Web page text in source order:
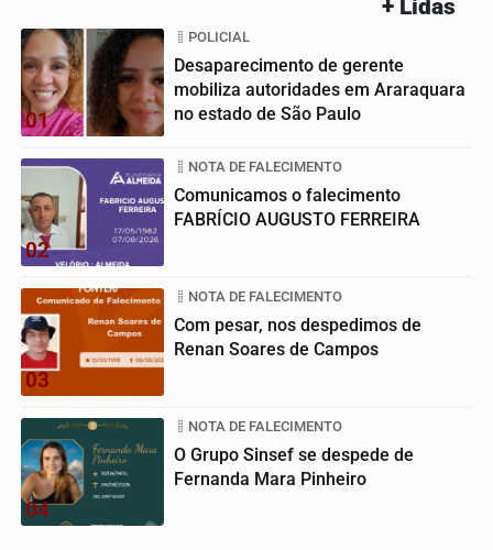
+ Lidas
01
POLICIAL
Desaparecimento de gerente
mobiliza autoridades em Araraquara
no estado de São Paulo
02
NOTA DE FALECIMENTO
Comunicamos o falecimento
FABRÍCIO AUGUSTO FERREIRA
03
NOTA DE FALECIMENTO
Com pesar, nos despedimos de
Renan Soares de Campos
04
NOTA DE FALECIMENTO
O Grupo Sinsef se despede de
Fernanda Mara Pinheiro